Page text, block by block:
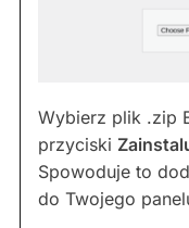
Wybierz plik .zip
przyciski
Spowoduje to
do Twojego